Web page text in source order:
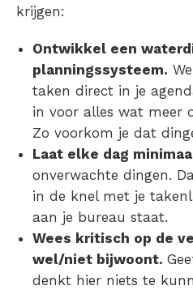
krijgen:
Ontwikkel een
planningssysteem.
taken direct in je
in voor alles wat meer
Zo voorkom je dat
Laat elke dag
onverwachte dingen.
in de knel met je
aan je bureau staat.
Wees kritisch op de
wel/niet bijwoont.
denkt hier niets te